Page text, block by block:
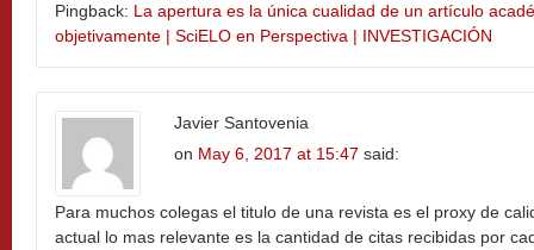
Pingback: La apertura es la única cualidad de un artículo
objetivamente | SciELO en Perspectiva | INVESTIGACIÓN
Javier Santovenia
on May 6, 2017 at 15:47 said:
Para muchos colegas el titulo de una revista es el proxy de
actual lo mas relevante es la cantidad de citas recibidas por